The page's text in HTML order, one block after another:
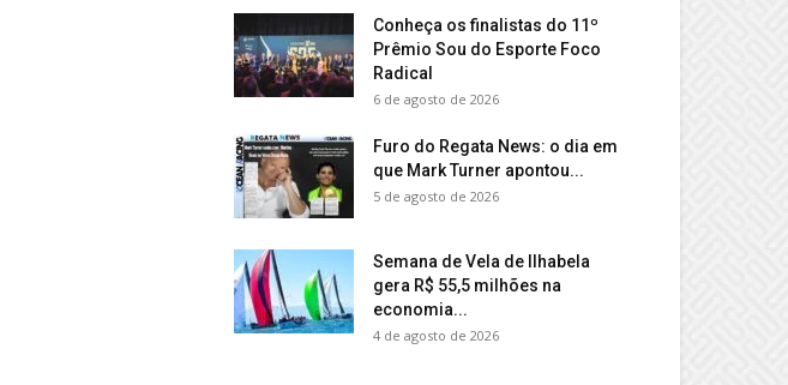
Conheça os finalistas do 11º
Prêmio Sou do Esporte Foco
Radical
6 de agosto de 2026
Furo do Regata News: o dia em
que Mark Turner apontou...
5 de agosto de 2026
Semana de Vela de Ilhabela
gera R$ 55,5 milhões na
economia...
4 de agosto de 2026